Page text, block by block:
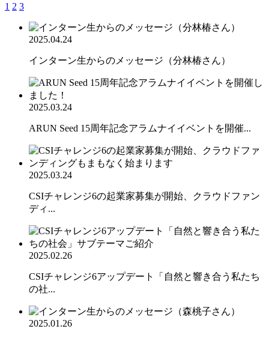
1 2 3
2025.04.24
インターン生からのメッセージ（分林椿さん）
2025.03.24
ARUN Seed 15周年記念アラムナイイベントを開催...
2025.03.24
CSIチャレンジ6の起業家募集が開始、クラウドファン
ディ...
2025.02.26
CSIチャレンジ6アップデート「自然と響き合う私たち
の社...
2025.01.26